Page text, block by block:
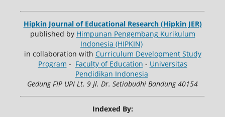
Hipkin Journal of Educational Research (Hipkin JER)
published by Himpunan Pengembang Kurikulum
Indonesia (HIPKIN)
in collaboration with Curriculum Development Study
Program - Faculty of Education - Universitas
Pendidikan Indonesia
Gedung FIP UPI Lt. 9 Jl. Dr. Setiabudhi Bandung 40154
Indexed By: